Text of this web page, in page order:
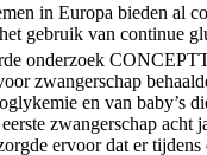
in Europa bieden al
gebruik van continue
onderzoek
zwangerschap
en van baby’s
eerste zwangerschap
ervoor dat er tijdens